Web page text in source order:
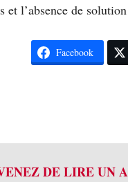
et l’absence de
Facebook
DE LIRE UN